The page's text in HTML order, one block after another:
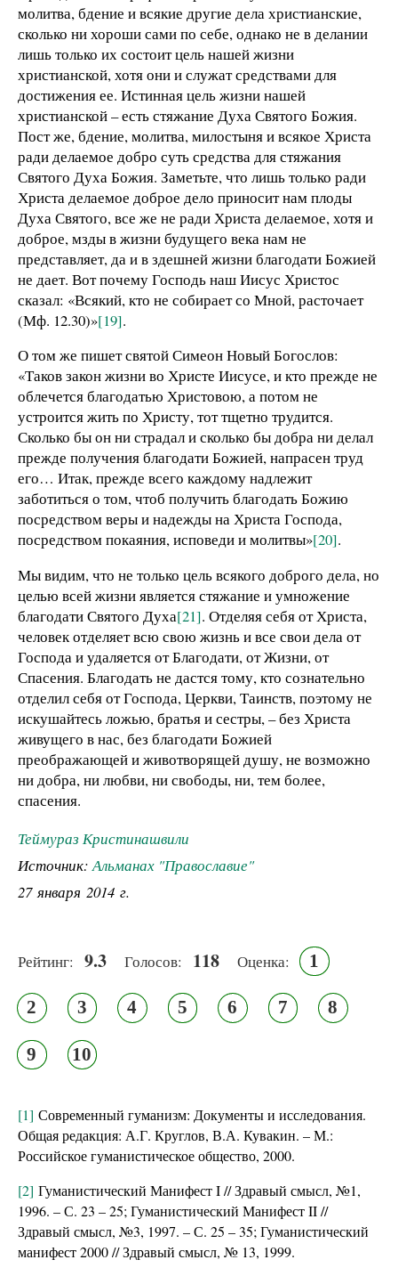
молитва, бдение и всякие другие дела христианские,
сколько ни хороши сами по себе, однако не в делании
лишь только их состоит цель нашей жизни
христианской, хотя они и служат средствами для
достижения ее. Истинная цель жизни нашей
христианской – есть стяжание Духа Святого Божия.
Пост же, бдение, молитва, милостыня и всякое Христа
ради делаемое добро суть средства для стяжания
Святого Духа Божия. Заметьте, что лишь только ради
Христа делаемое доброе дело приносит нам плоды
Духа Святого, все же не ради Христа делаемое, хотя и
доброе, мзды в жизни будущего века нам не
представляет, да и в здешней жизни благодати Божией
не дает. Вот почему Господь наш Иисус Христос
сказал: «Всякий, кто не собирает со Мной, расточает
(Мф. 12.30)»[19].
О том же пишет святой Симеон Новый Богослов:
«Таков закон жизни во Христе Иисусе, и кто прежде не
облечется благодатью Христовою, а потом не
устроится жить по Христу, тот тщетно трудится.
Сколько бы он ни страдал и сколько бы добра ни делал
прежде получения благодати Божией, напрасен труд
его… Итак, прежде всего каждому надлежит
заботиться о том, чтоб получить благодать Божию
посредством веры и надежды на Христа Господа,
посредством покаяния, исповеди и молитвы»[20].
Мы видим, что не только цель всякого доброго дела, но
целью всей жизни является стяжание и умножение
благодати Святого Духа[21]. Отделяя себя от Христа,
человек отделяет всю свою жизнь и все свои дела от
Господа и удаляется от Благодати, от Жизни, от
Спасения. Благодать не дастся тому, кто сознательно
отделил себя от Господа, Церкви, Таинств, поэтому не
искушайтесь ложью, братья и сестры, – без Христа
живущего в нас, без благодати Божией
преображающей и животворящей душу, не возможно
ни добра, ни любви, ни свободы, ни, тем более,
спасения.
Теймураз Кристинашвили
Источник:Альманах "Православие"
27 января 2014 г.
Рейтинг: 9.3 Голосов: 118 Оценка: 1
2 3 4 5 6 7 8
9 10
[1] Современный гуманизм: Документы и исследования.
Общая редакция: А.Г. Круглов, В.А. Кувакин. – М.:
Российское гуманистическое общество, 2000.
[2] Гуманистический Манифест I // Здравый смысл, №1,
1996. – С. 23 – 25; Гуманистический Манифест II //
Здравый смысл, №3, 1997. – С. 25 – 35; Гуманистический
манифест 2000 // Здравый смысл, № 13, 1999.